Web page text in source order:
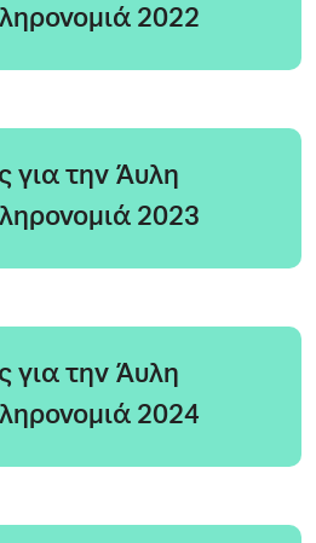
2022
για την Άυλη
2023
για την Άυλη
2024